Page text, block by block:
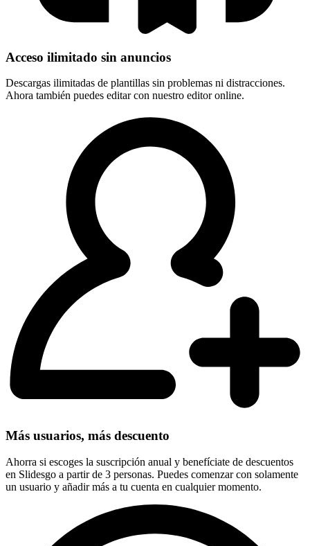
Acceso ilimitado sin anuncios
Descargas ilimitadas de plantillas sin problemas ni distracciones.
Ahora también puedes editar con nuestro editor online.
Más usuarios, más descuento
Ahorra si escoges la suscripción anual y benefíciate de descuentos
en Slidesgo a partir de 3 personas. Puedes comenzar con solamente
un usuario y añadir más a tu cuenta en cualquier momento.